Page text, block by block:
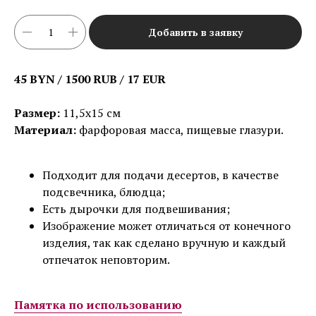
Добавить в заявку
45 BYN / 1500 RUB / 17 EUR
Размер: 11,5х15 см
Материал: фарфоровая масса, пищевые глазури.
Подходит для подачи десертов, в качестве
подсвечника, блюдца;
Есть дырочки для подвешивания;
Изображение может отличаться от конечного
изделия, так как сделано вручную и каждый
отпечаток неповторим.
Памятка по использованию